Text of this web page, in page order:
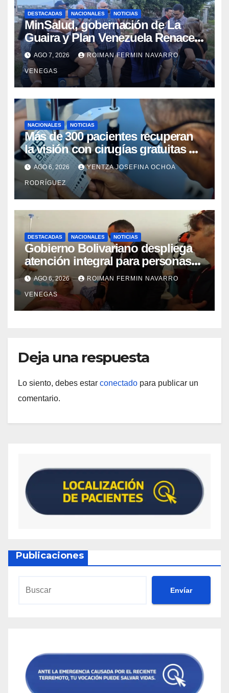
DESTACADAS NACIONALES NOTICIAS
MinSalud, gobernación de La
Guaira y Plan Venezuela Renace
iniciaron la rehabilitación integral
del Centro Psicofamiliar El Niño y
el Mar
AGO 7, 2026 ROIMAN FERMIN NAVARRO
VENEGAS
NACIONALES NOTICIAS
Más de 300 pacientes recuperan
la visión con cirugías gratuitas de
cataratas en Zulia
AGO 6, 2026 YENTZA JOSEFINA OCHOA
RODRÍGUEZ
DESTACADAS NACIONALES NOTICIAS
Gobierno Bolivariano despliega
atención integral para personas
con discapacidad en
campamentos de La Guaira
AGO 6, 2026 ROIMAN FERMIN NAVARRO
VENEGAS
Deja una respuesta
Lo siento, debes estar conectado para publicar un
comentario.
Publicaciones
Envíar